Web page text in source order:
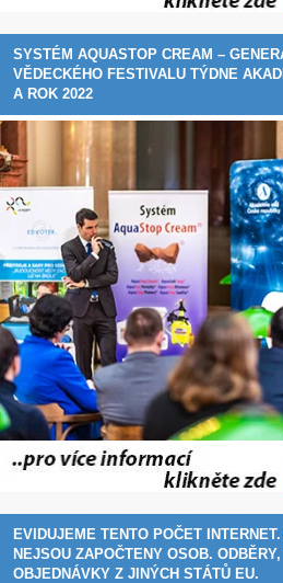
SYSTÉM AQUASTOP CREAM –
VĚDECKÉHO FESTIVALU TÝDNE
A ROK 2022
EVIDUJEME TENTO POČET
NEJSOU ZAPOČTENY OSOB.
OBJEDNÁVKY Z JINÝCH STÁTŮ EU.